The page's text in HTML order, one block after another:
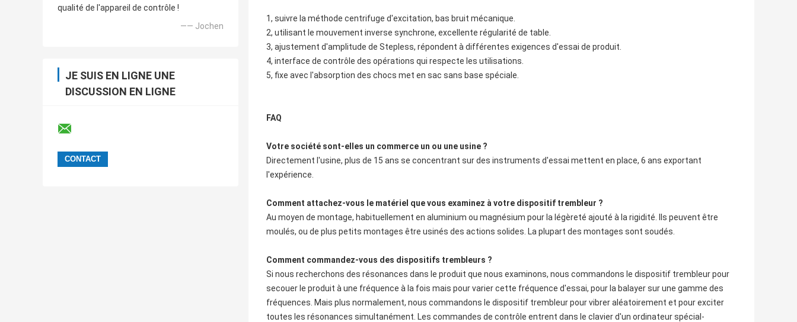
qualité de l'appareil de contrôle !
—— Jochen
JE SUIS EN LIGNE UNE
DISCUSSION EN LIGNE
1, suivre la méthode centrifuge d'excitation, bas bruit mécanique.
2, utilisant le mouvement inverse synchrone, excellente régularité de table.
3, ajustement d'amplitude de Stepless, répondent à différentes exigences d'essai de produit.
4, interface de contrôle des opérations qui respecte les utilisations.
5, fixe avec l'absorption des chocs met en sac sans base spéciale.
FAQ
Votre société sont-elles un commerce un ou une usine ?
Directement l'usine, plus de 15 ans se concentrant sur des instruments d'essai mettent en place, 6 ans exportant
l'expérience.
Comment attachez-vous le matériel que vous examinez à votre dispositif trembleur ?
Au moyen de montage, habituellement en aluminium ou magnésium pour la légèreté ajouté à la rigidité. Ils peuvent être
moulés, ou de plus petits montages être usinés des actions solides. La plupart des montages sont soudés.
Comment commandez-vous des dispositifs trembleurs ?
Si nous recherchons des résonances dans le produit que nous examinons, nous commandons le dispositif trembleur pour
secouer le produit à une fréquence à la fois mais pour varier cette fréquence d'essai, pour la balayer sur une gamme des
fréquences. Mais plus normalement, nous commandons le dispositif trembleur pour vibrer aléatoirement et pour exciter
toutes les résonances simultanément. Les commandes de contrôle entrent dans le clavier d'un ordinateur spécial-